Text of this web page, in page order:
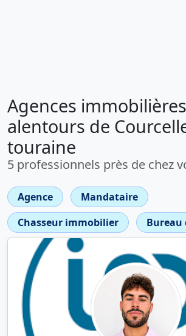
Agences
alentours de
touraine
5 professionnels près de chez
Agence
Mandataire
Chasseur immobilier
Bureau